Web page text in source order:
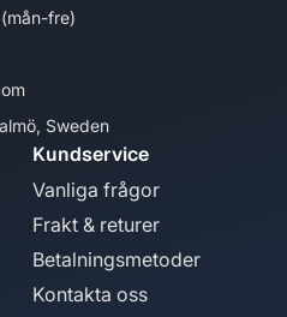
fre)
Sweden
Kundservice
Vanliga frågor
Frakt & returer
Betalningsmetoder
Kontakta oss